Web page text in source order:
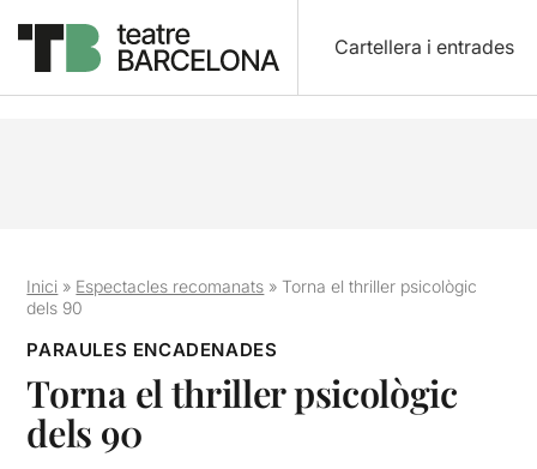
Cartellera i entrades
Inici » Espectacles recomanats »Torna el thriller psicològic
dels 90
PARAULES ENCADENADES
Torna el thriller psicològic
dels 90